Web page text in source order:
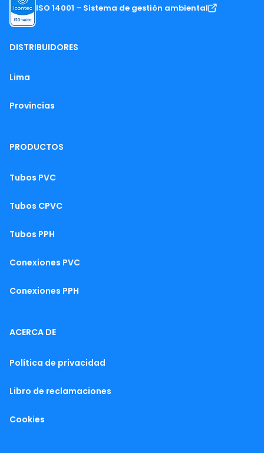
ISO 14001 – Sistema de gestión ambiental
DISTRIBUIDORES
Lima
Provincias
PRODUCTOS
Tubos PVC
Tubos CPVC
Tubos PPH
Conexiones PVC
Conexiones PPH
ACERCA DE
Política de privacidad
Libro de reclamaciones
Cookies